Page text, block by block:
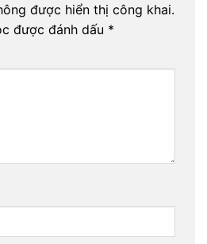
được hiển thị công khai.
được đánh dấu *